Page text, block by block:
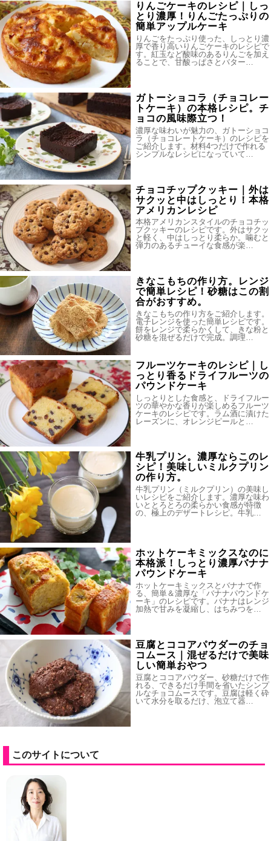
りんごケーキのレシピ｜しっ
とり濃厚！りんごたっぷりの
簡単アップルケーキ
りんごをたっぷり使った、しっとり濃
厚で香り高いりんごケーキのレシピで
す。紅玉など酸味のあるりんごを加え
ることで、甘酸っぱさとバター…
ガトーショコラ（チョコレー
トケーキ）の本格レシピ。チ
ョコの風味際立つ！
濃厚な味わいが魅力の、ガトーショコ
ラ（チョコレートケーキ）のレシピを
ご紹介します。材料4つだけで作れる
シンプルなレシピになっていて…
チョコチップクッキー｜外は
サクッと中はしっとり！本格
アメリカンレシピ
本格アメリカンスタイルのチョコチッ
プクッキーのレシピです。外はサクッ
と軽く、中はしっとり柔らか。噛むと
弾力のあるチューイな食感が楽…
きなこもちの作り方。レンジ
で簡単レシピ！砂糖はこの割
合がおすすめ。
きなこもちの作り方をご紹介します。
電子レンジを使った簡単レシピです。
餅をレンジで柔らかくして、きな粉と
砂糖を混ぜるだけで完成。調理…
フルーツケーキのレシピ｜し
っとり香るドライフルーツの
パウンドケーキ
しっとりとした食感と、ドライフルー
ツの華やかな香りが楽しめるフルーツ
ケーキのレシピです。ラム酒に漬けた
レーズンに、オレンジピールと…
牛乳プリン。濃厚ならこのレ
シピ！美味しいミルクプリン
の作り方。
牛乳プリン（ミルクプリン）の美味し
いレシピをご紹介します。濃厚な味わ
いととろとろの柔らかい食感が特徴
の、極上のデザートレシピ。牛乳…
ホットケーキミックスなのに
本格派！しっとり濃厚バナナ
パウンドケーキ
ホットケーキミックスとバナナで作
る、簡単＆濃厚な「バナナパウンドケ
ーキ」のレシピです。バナナはレンジ
加熱で甘みを凝縮し、はちみつを…
豆腐とココアパウダーのチョ
コムース｜混ぜるだけで美味
しい簡単おやつ
豆腐とココアパウダー、砂糖だけで作
れる、できるだけ手間を省いたシンプ
ルなチョコムースです。豆腐は軽く砕
いて水分を取るだけ、泡立て器…
このサイトについて